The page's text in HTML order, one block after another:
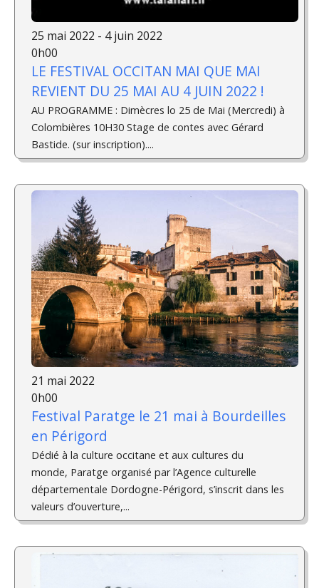
25 mai 2022 - 4 juin 2022
0h00
LE FESTIVAL OCCITAN MAI QUE MAI
REVIENT DU 25 MAI AU 4 JUIN 2022 !
AU PROGRAMME : Dimècres lo 25 de Mai (Mercredi) à
Colombières 10H30 Stage de contes avec Gérard
Bastide. (sur inscription)....
21 mai 2022
0h00
Festival Paratge le 21 mai à Bourdeilles
en Périgord
Dédié à la culture occitane et aux cultures du
monde, Paratge organisé par l’Agence culturelle
départementale Dordogne-Périgord, s’inscrit dans les
valeurs d’ouverture,...